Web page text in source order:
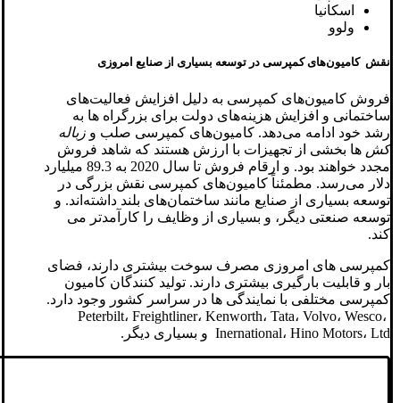
اسکانیا
ولوو
نقش کامیون‌های کمپرسی در توسعه بسیاری از صنایع امروزی
فروش کامیون‌های کمپرسی به دلیل افزایش فعالیت‌های
ساختمانی و افزایش هزینه‌های دولت برای بزرگراه ها به
رشد خود ادامه می‌دهد. کامیون‌های کمپرسی صلب و زباله
کش ها بخشی از تجهیزات با ارزش هستند که شاهد فروش
مجدد خواهند بود. و ارقام فروش تا سال 2020 به 89.3 میلیارد
دلار می‌رسد. مطمئناً کامیون‌های کمپرسی نقش بزرگی در
توسعه بسیاری از صنایع مانند ساختمان‌های بلند داشته‌اند. و
توسعه صنعتی دیگر، و بسیاری از وظایف را کارآمدتر می
کند.
کمپرسی های امروزی مصرف سوخت بیشتری دارند، فضای
بار و قابلیت بارگیری بیشتری دارند. تولید کنندگان کامیون
کمپرسی مختلفی با نمایندگی ها در سراسر کشور وجود دارد.
Peterbilt، Freightliner، Kenworth، Tata، Volvo، Wesco،
Inernational، Hino Motors، Ltd و بسیاری دیگر.